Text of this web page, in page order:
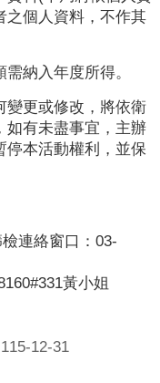
之個人資料，不作其
納入年度所得。
變更或修改，將依衛
如有未盡事宜，主辦
停本活動權利，並保
連絡窗口：03-
黃小姐
12-31